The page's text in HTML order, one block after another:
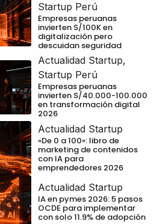
Startup Perú
Empresas peruanas
invierten S/100K en
digitalización pero
descuidan seguridad
Actualidad Startup,
Startup Perú
Empresas peruanas
invierten S/40.000-100.000
en transformación digital
2026
Actualidad Startup
«De 0 a 100»: libro de
marketing de contenidos
con IA para
emprendedores 2026
Actualidad Startup
IA en pymes 2026: 5 pasos
OCDE para implementar
con solo 11.9% de adopción